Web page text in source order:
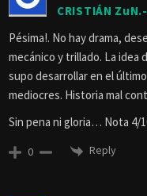
CRISTIÁN ZuN.-
Pésima!. No hay drama,
mecánico y trillado. La idea
supo desarrollar en el
mediocres. Historia mal
Sin pena ni gloria… Nota 4/
0 Reply